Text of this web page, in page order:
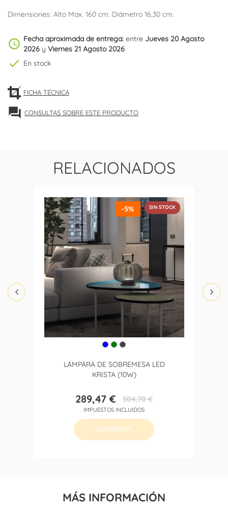
Dimensiones: Alto Max. 160 cm. Diámetro 16,30 cm.
schedule Fecha aproximada de entrega: entre Jueves 20 Agosto
2026 y Viernes 21 Agosto 2026
check En stock
FICHA TÉCNICA
forum CONSULTAS SOBRE ESTE PRODUCTO
RELACIONADOS
LÁMPARA DE SOBREMESA LED
KRISTA (10W)
Precio
289,47 €Precio
base
304,70 €
IMPUESTOS INCLUIDOS
-5% SIN STOCK
COMPRAR
MÁS INFORMACIÓN